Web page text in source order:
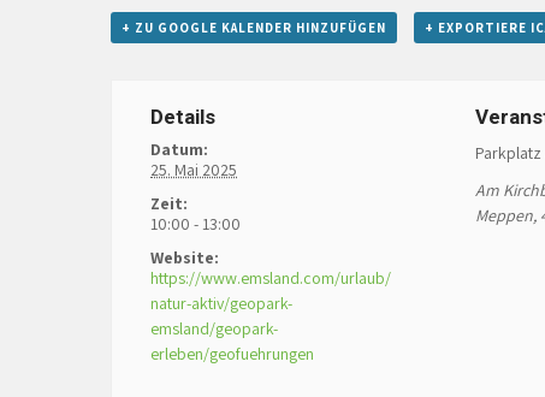
+ ZU GOOGLE KALENDER HINZUFÜGEN + EXPORTIERE
Details
Datum:
25. Mai 2025
Zeit:
10:00 - 13:00
Website:
https://www.emsland.com/urlaub/
natur-aktiv/geopark-
emsland/geopark-
erleben/geofuehrungen
Am
Meppen,